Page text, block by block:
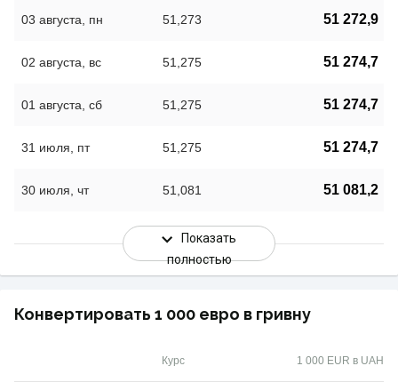
03 августа, пн 51,273 51 272,9
02 августа, вс 51,275 51 274,7
01 августа, сб 51,275 51 274,7
31 июля, пт 51,275 51 274,7
30 июля, чт 51,081 51 081,2
Показать
полностью
Конвертировать 1 000 евро в гривну
Курс 1 000 EUR в UAH